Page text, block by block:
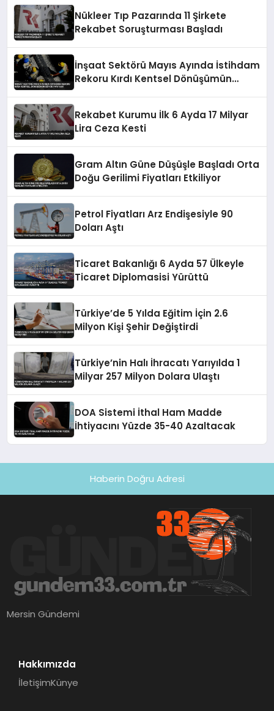
Nükleer Tıp Pazarında 11 Şirkete
Rekabet Soruşturması Başladı
İnşaat Sektörü Mayıs Ayında İstihdam
Rekoru Kırdı Kentsel Dönüşümün
Rekabet Kurumu İlk 6 Ayda 17 Milyar
Lira Ceza Kesti
Gram Altın Güne Düşüşle Başladı Orta
Doğu Gerilimi Fiyatları Etkiliyor
Petrol Fiyatları Arz Endişesiyle 90
Doları Aştı
Ticaret Bakanlığı 6 Ayda 57 Ülkeyle
Ticaret Diplomasisi Yürüttü
Türkiye’de 5 Yılda Eğitim İçin 2.6
Milyon Kişi Şehir Değiştirdi
Türkiye’nin Halı İhracatı Yarıyılda 1
Milyar 257 Milyon Dolara Ulaştı
DOA Sistemi İthal Ham Madde
İhtiyacını Yüzde 35-40 Azaltacak
Haberin Doğru Adresi
Mersin Gündemi
Hakkımızda
İletişimKünye